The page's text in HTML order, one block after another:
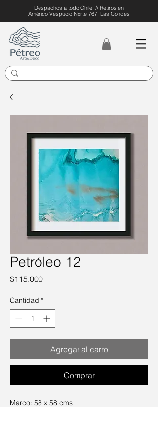
Despachos a todo Chile. // Retiros en
Américo Vespucio Norte 767, Las Condes
Petróleo 12
$115.000Precio
Cantidad *
Agregar al carro
Comprar
Marco: 58 x 58 cms